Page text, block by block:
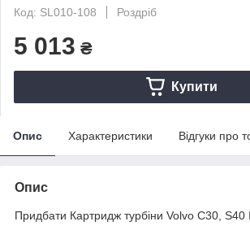
Код: SL010-108
Роздріб
5 013 ₴
Купити
Опис Характеристики Відгуки про
Опис
Придбати Картридж турбіни Volvo C30, S40